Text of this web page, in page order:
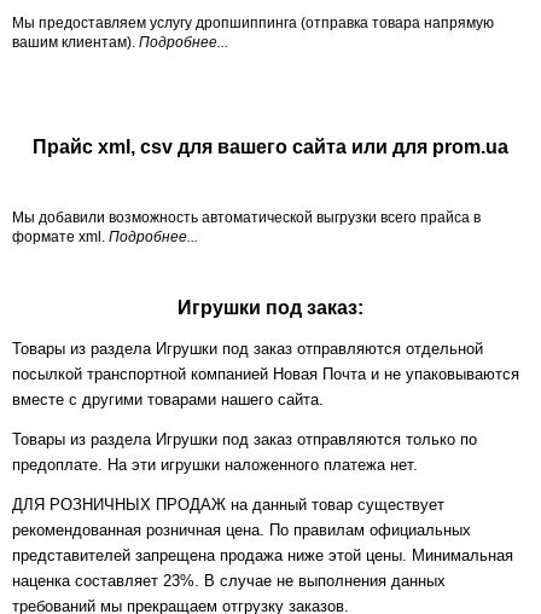
Мы предоставляем услугу дропшиппинга (отправка товара напрямую
вашим клиентам). Подробнее...
Прайс xml, csv для вашего сайта или для prom.ua
Мы добавили возможность автоматической выгрузки всего прайса в
формате xml. Подробнее...
Игрушки под заказ:
Товары из раздела Игрушки под заказ отправляются отдельной
посылкой транспортной компанией Новая Почта и не упаковываются
вместе с другими товарами нашего сайта.
Товары из раздела Игрушки под заказ отправляются только по
предоплате. На эти игрушки наложенного платежа нет.
ДЛЯ РОЗНИЧНЫХ ПРОДАЖ на данный товар существует
рекомендованная розничная цена. По правилам официальных
представителей запрещена продажа ниже этой цены. Минимальная
наценка составляет 23%. В случае не выполнения данных
требований мы прекращаем отгрузку заказов.